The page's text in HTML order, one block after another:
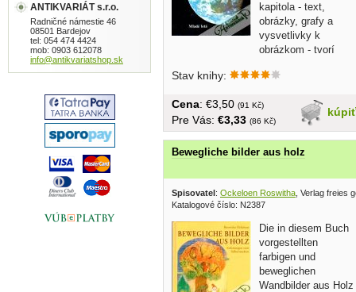
kapitola - text,
obrázky, grafy a
vysvetlivky k
obrázkom - tvorí
Stav knihy:
kúpiť
Cena: €3,50 (91 Kč)
Pre Vás: €3,33 (86 Kč)
Bewegliche bilder aus holz
Spisovatel: Ockeloen Roswitha , Verlag freies
Katalogové číslo: N2387
Die in diesem Buch
vorgestellten
farbigen und
beweglichen
Wandbilder aus Holz
ANTIKVARIÁT s.r.o.
Radničné námestie 46
08501 Bardejov
tel: 054 474 4424
mob: 0903 612078
info@antikvariatshop.sk